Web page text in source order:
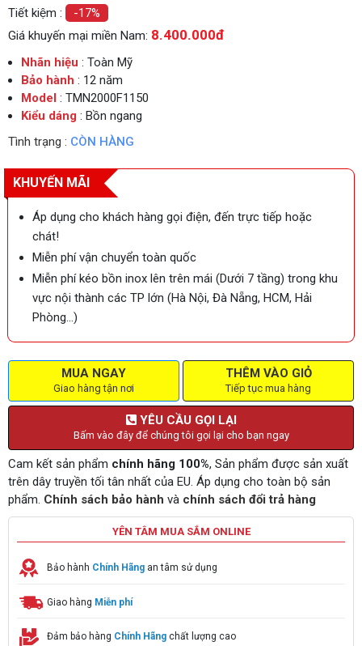
Tiết kiệm :
-17%
Giá khuyến mại miền Nam: 8.400.000đ
Nhãn hiệu : Toàn Mỹ
Bảo hành : 12 năm
Model : TMN2000F1150
Kiểu dáng : Bồn ngang
Tình trạng : CÒN HÀNG
KHUYẾN MÃI
Áp dụng cho khách hàng gọi điện, đến trực tiếp hoặc
chát!
Miễn phí vận chuyển toàn quốc
Miễn phí kéo bồn inox lên trên mái (Dưới 7 tầng) trong khu
vực nội thành các TP lớn (Hà Nội, Đà Nẵng, HCM, Hải
Phòng…)
MUA NGAY
Giao hàng tận nơi
THÊM VÀO GIỎ
Tiếp tục mua hàng
YÊU CẦU GỌI LẠI
Bấm vào đây để chúng tôi gọi lại cho bạn ngay
Cam kết sản phẩm chính hãng 100%, Sản phẩm được sản xuất
trên dây truyền tối tân nhất của EU. Áp dụng cho toàn bộ sản
phẩm. Chính sách bảo hành và chính sách đổi trả hàng
YÊN TÂM MUA SẮM ONLINE
Bảo hành Chính Hãng an tâm sử dụng
Giao hàng Miễn phí
Đảm bảo hàng Chính Hãng chất lượng cao